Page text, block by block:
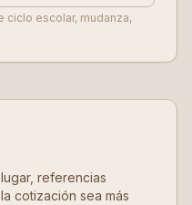
ciclo escolar, mudanza,
referencias
cotización sea más